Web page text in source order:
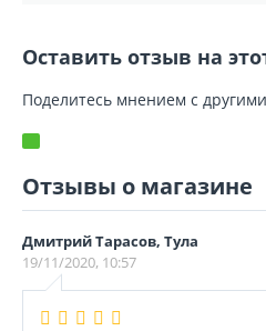
Оставить отзыв на
Поделитесь мнением с
Отзывы о магазине
Дмитрий Тарасов, Тула
19/11/2020, 10:57